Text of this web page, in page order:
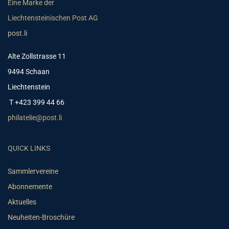
Eine Marke der
Liechtensteinischen Post AG
post.li
Alte Zollstrasse 11
9494 Schaan
Liechtenstein
T +423 399 44 66
philatelie@post.li
QUICK LINKS
Sammlervereine
Abonnemente
Aktuelles
Neuheiten-Broschüre